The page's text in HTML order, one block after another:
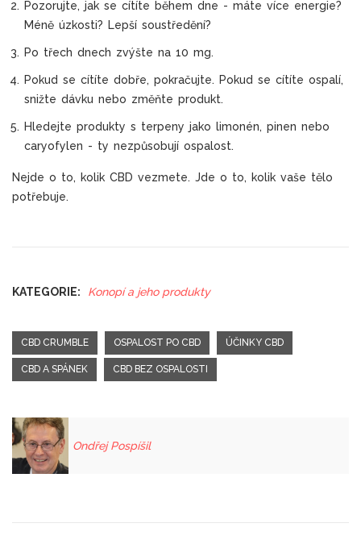
Pozorujte, jak se cítíte během dne - máte více energie?
Méně úzkosti? Lepší soustředění?
Po třech dnech zvýšte na 10 mg.
Pokud se cítíte dobře, pokračujte. Pokud se cítíte ospalí,
snižte dávku nebo změňte produkt.
Hledejte produkty s terpeny jako limonén, pinen nebo
caryofylen - ty nezpůsobují ospalost.
Nejde o to, kolik CBD vezmete. Jde o to, kolik vaše tělo
potřebuje.
KATEGORIE: Konopí a jeho produkty
CBD CRUMBLE OSPALOST PO CBD ÚČINKY CBD
CBD A SPÁNEK CBD BEZ OSPALOSTI
Ondřej Pospíšil